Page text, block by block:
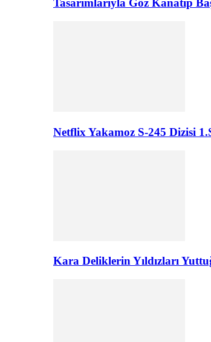
Tasarımlarıyla Göz Kanatıp
Netflix Yakamoz S-245 Dizisi
Kara Deliklerin Yıldızları